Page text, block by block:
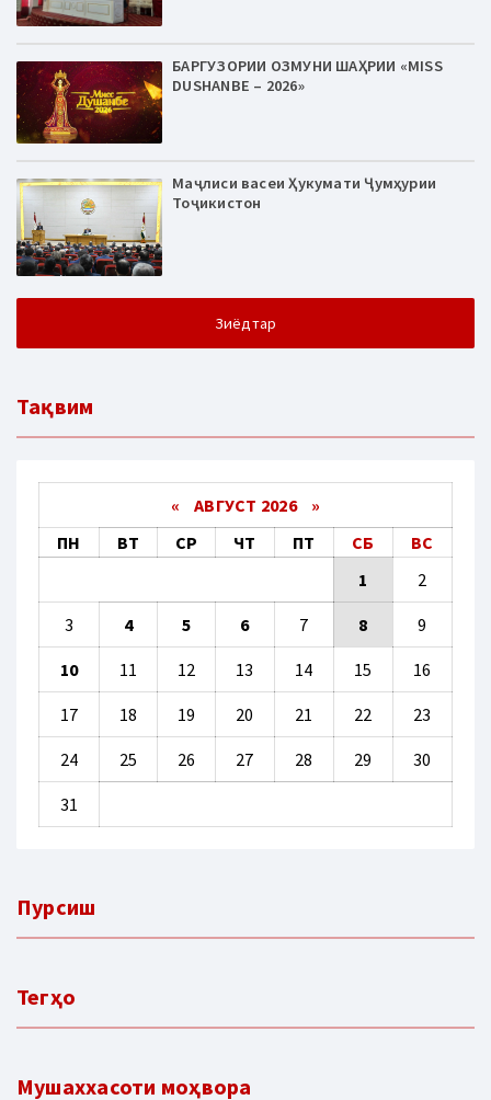
БАРГУЗОРИИ ОЗМУНИ ШАҲРИИ «MISS
DUSHANBE – 2026»
Маҷлиси васеи Ҳукумати Ҷумҳурии
Тоҷикистон
Зиёдтар
Тақвим
« АВГУСТ 2026 »
ПН
ВТ СР ЧТ ПТ СБ
ВС
1
2
3 4 5 6 7 8 9
10 11 12 13 14 15 16
17 18 19 20 21 22 23
24 25 26 27 28 29 30
31
Пурсиш
Тегҳо
Мушаххасоти моҳвора